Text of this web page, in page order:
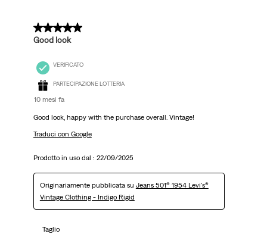
5 su 5 stelle.
Good look
VERIFICATO
PARTECIPAZIONE LOTTERIA
10 mesi fa
Good look, happy with the purchase overall. Vintage!
Traduci con Google
Prodotto in uso dal : 22/09/2025
Originariamente pubblicata su Jeans 501® 1954 Levi's®
Vintage Clothing - Indigo Rigid
Taglio